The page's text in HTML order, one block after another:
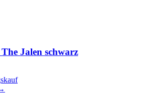
Jalen schwarz